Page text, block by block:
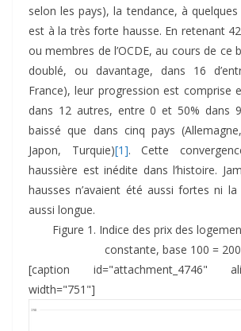
selon les pays), la tendance, à
est à la très forte hausse. En retenant
ou membres de l’OCDE, au cours de ce
doublé, ou davantage, dans 16
France), leur progression est comprise
dans 12 autres, entre 0 et 50% dans
baissé que dans cinq pays
Japon, Turquie)[1]. Cette
haussière est inédite dans l’histoire.
hausses n’avaient été aussi fortes ni la
aussi longue.
Figure 1. Indice des prix des
constante, base 100 =
[caption id="attachment_4746"
width="751"]